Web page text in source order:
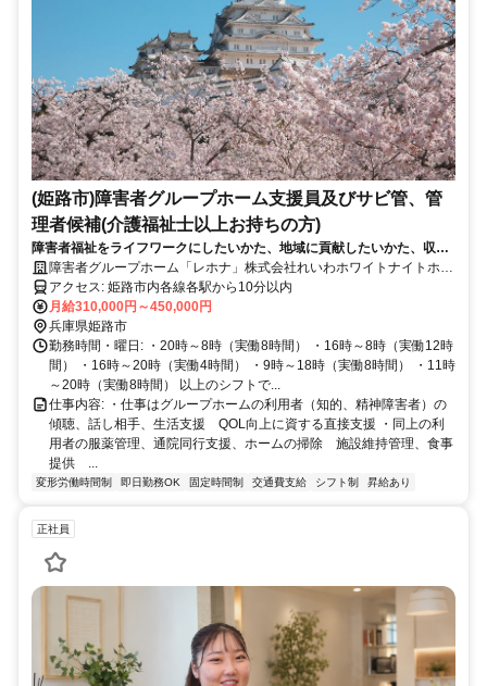
(姫路市)障害者グループホーム支援員及びサビ管、管
理者候補(介護福祉士以上お持ちの方)
障害者福祉をライフワークにしたいかた、地域に貢献したいかた、収入
をUP安定したいかた集まれ！
障害者グループホーム「レホナ」株式会社れいわホワイトナイトホー
ルディングスアクセス: 姫路市内各線各駅から10分以内
月給310,000円～450,000円
兵庫県姫路市
勤務時間・曜日: ・20時～8時（実働8時間） ・16時～8時（実働12時
間） ・16時～20時（実働4時間） ・9時～18時（実働8時間） ・11時
～20時（実働8時間） 以上のシフトで...
仕事内容: ・仕事はグループホームの利用者（知的、精神障害者）の
傾聴、話し相手、生活支援 QOL向上に資する直接支援 ・同上の利
用者の服薬管理、通院同行支援、ホームの掃除 施設維持管理、食事
提供 ...
変形労働時間制 即日勤務OK 固定時間制 交通費支給 シフト制 昇給あり
正社員